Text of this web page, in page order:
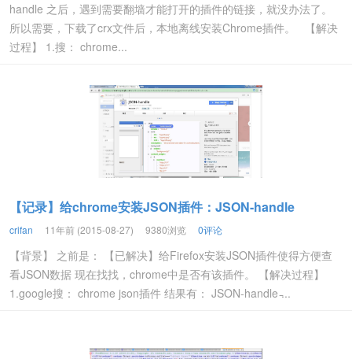
handle 之后，遇到需要翻墙才能打开的插件的链接，就没办法了。
所以需要，下载了crx文件后，本地离线安装Chrome插件。 【解决
过程】 1.搜： chrome...
【记录】给chrome安装JSON插件：JSON-handle
crifan 11年前 (2015-08-27) 9380浏览 0评论
【背景】 之前是： 【已解决】给Firefox安装JSON插件使得方便查
看JSON数据 现在找找，chrome中是否有该插件。 【解决过程】
1.google搜： chrome json插件 结果有： JSON-handle ̵...